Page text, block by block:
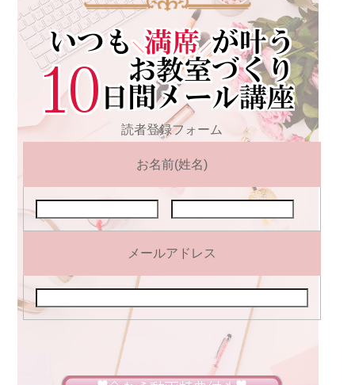
読者登録フォーム
お名前(姓名)
メールアドレス